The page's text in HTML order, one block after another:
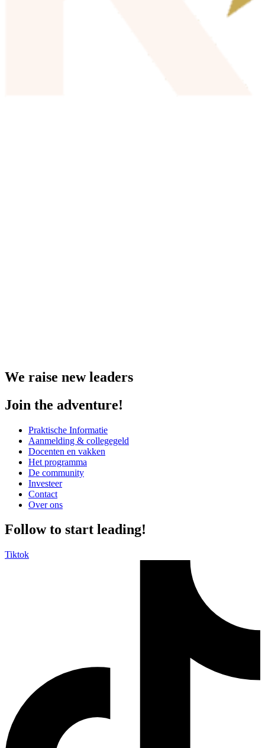
We raise new leaders
Join the adventure!
Praktische Informatie
Aanmelding & collegegeld
Docenten en vakken
Het programma
De community
Investeer
Contact
Over ons
Follow to start leading!
Tiktok